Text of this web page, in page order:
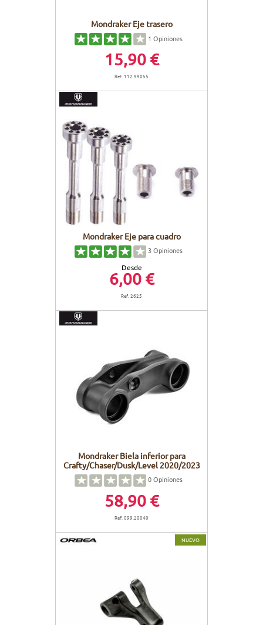
Mondraker Eje trasero
1 Opiniones
15,90 €
Ref. 112.99055
Mondraker Eje para cuadro
3Opiniones
Desde
6,00 €
Ref. 2625
Mondraker Biela inferior para
Crafty/Chaser/Dusk/Level 2020/2023
0Opiniones
58,90 €
Ref. 099.20040
NUEVO